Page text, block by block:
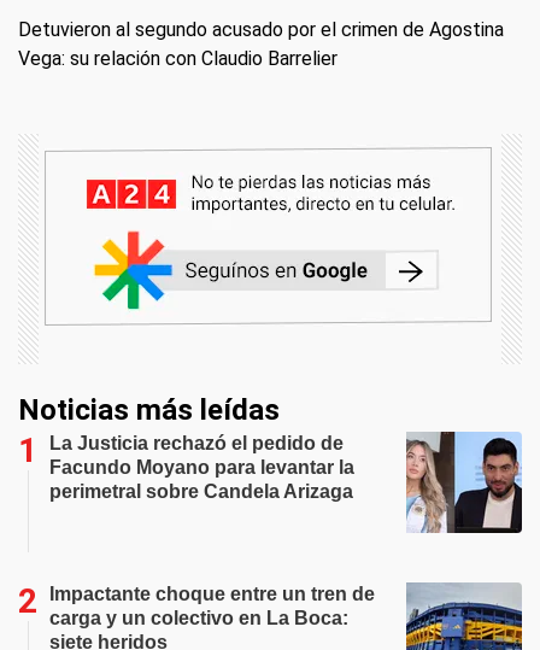
Detuvieron al segundo acusado por el crimen de Agostina
Vega: su relación con Claudio Barrelier
Noticias más leídas
La Justicia rechazó el pedido de
Facundo Moyano para levantar la
perimetral sobre Candela Arizaga
Impactante choque entre un tren de
carga y un colectivo en La Boca:
siete heridos